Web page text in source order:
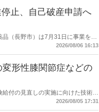
止、自己破産申請へ
（長野市）は7月31日に事業を停
2026/08/06 16:13
変形性膝関節症などの
付の見直しの実施に向けた技術的
保障審議会医療保険部会等に報告
2026/08/05 17:31